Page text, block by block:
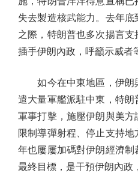
失去製造核武能力。去年
之際，特朗普也多次揚言
插手伊朗內政，呼籲示威者
如今在中東地區，伊朗
遣大量軍艦派駐中東，特
軍事打擊，施壓伊朗與美方
限制導彈射程、停止支持
年也屢屢加碼對伊朗經濟
最終目標，是干預伊朗內政